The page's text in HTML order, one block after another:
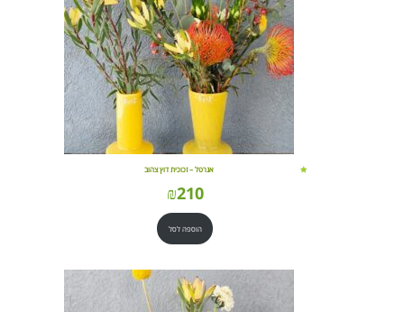
אגרטל – זכוכית דוץ צהוב
₪210
הוספה לסל